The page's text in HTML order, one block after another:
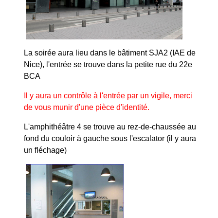
La soirée aura lieu dans le bâtiment SJA2 (IAE de
Nice), l'entrée se trouve dans la petite rue du 22e
BCA
Il y aura un contrôle à l'entrée par un vigile, merci
de vous munir d'une pièce d'identité.
L'amphithéâtre 4 se trouve au rez-de-chaussée au
fond du couloir à gauche sous l'escalator (il y aura
un fléchage)